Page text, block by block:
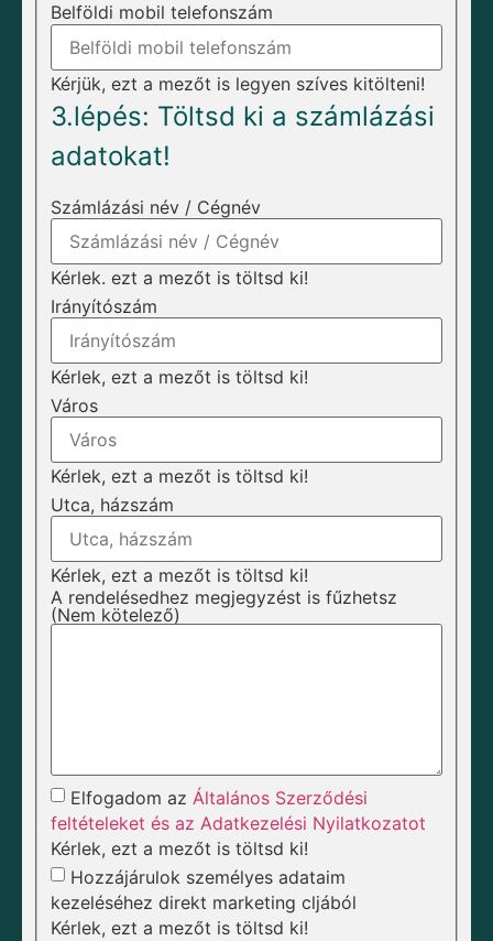
Belföldi mobil telefonszám
Kérjük, ezt a mezőt is legyen szíves kitölteni!
3.lépés: Töltsd ki a számlázási
adatokat!
Számlázási név / Cégnév
Kérlek. ezt a mezőt is töltsd ki!
Irányítószám
Kérlek, ezt a mezőt is töltsd ki!
Város
Kérlek, ezt a mezőt is töltsd ki!
Utca, házszám
Kérlek, ezt a mezőt is töltsd ki!
A rendelésedhez megjegyzést is fűzhetsz
(Nem kötelező)
Elfogadom az Általános Szerződési
feltételeket és az Adatkezelési Nyilatkozatot
Kérlek, ezt a mezőt is töltsd ki!
Hozzájárulok személyes adataim
kezeléséhez direkt marketing cljából
Kérlek, ezt a mezőt is töltsd ki!